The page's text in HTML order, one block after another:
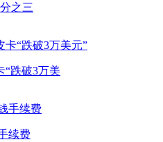
之三
“跌破3万美
续费